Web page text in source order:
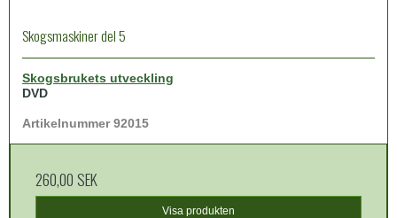
Skogsmaskiner del 5
Skogsbrukets utveckling
DVD
Artikelnummer 92015
260,00 SEK
Visa produkten